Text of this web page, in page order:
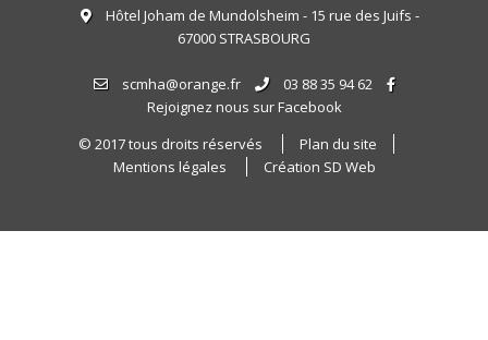
Hôtel Joham de Mundolsheim - 15 rue des Juifs -
67000 STRASBOURG
scmha@orange.fr
03 88 35 94 62
Rejoignez nous sur Facebook
© 2017 tous droits réservés
Plan du site
Mentions légales
Création SD Web